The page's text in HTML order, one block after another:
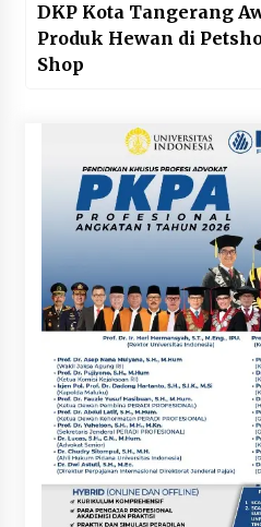
DKP Kota Tangerang
Produk Hewan di
Shop